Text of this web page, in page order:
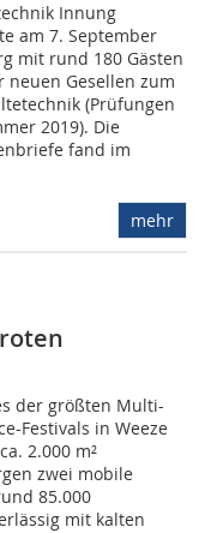
Innung
am 7. September
mit rund 180 Gästen
neuen Gesellen zum
(Prüfungen
2019). Die
fand im
mehr
der größten Multi-
Festivals in Weeze
2.000 m²
zwei mobile
85.000
mit kalten